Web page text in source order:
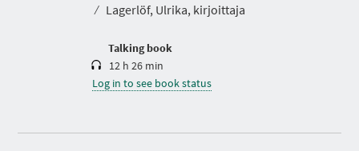
⁄ Lagerlöf, Ulrika, kirjoittaja
Talking book
i
12 h 26 min
Log in to see book status